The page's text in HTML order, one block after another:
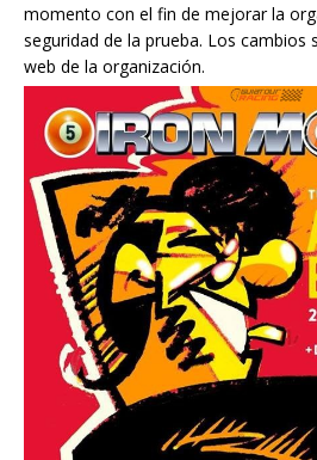
momento con el fin de mejorar la
seguridad de la prueba. Los cambios
web de la organización.